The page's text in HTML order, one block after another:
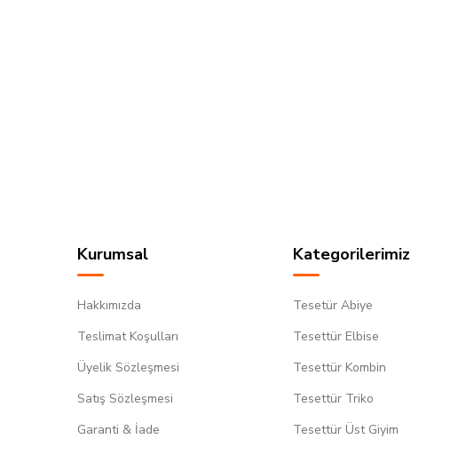
Kurumsal
Hakkımızda
Teslimat Koşulları
Üyelik Sözleşmesi
Satış Sözleşmesi
Garanti & İade
Kategorilerimiz
Tesetür Abiye
Tesettür Elbise
Tesettür Kombin
Tesettür Triko
Tesettür Üst Giyim